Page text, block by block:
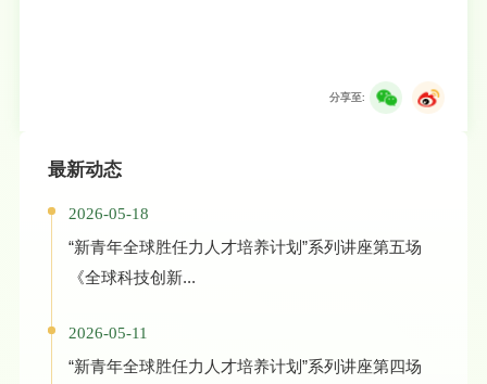
分享至:
最新动态
2026-05-18
“新青年全球胜任力人才培养计划”系列讲座第五场
《全球科技创新...
2026-05-11
“新青年全球胜任力人才培养计划”系列讲座第四场